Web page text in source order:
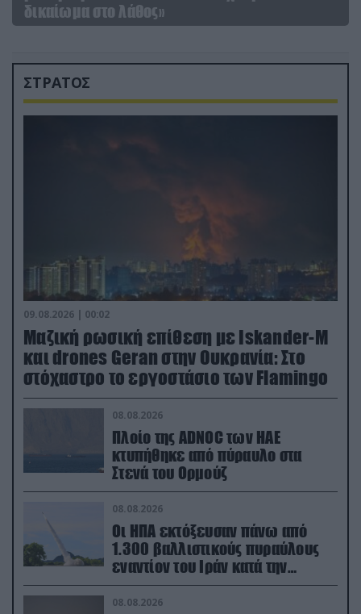
δικαίωμα στο λάθος»
ΣΤΡΑΤΟΣ
09.08.2026 | 00:02
Μαζική ρωσική επίθεση με Iskander-M
και drones Geran στην Ουκρανία: Στο
στόχαστρο το εργοστάσιο των Flamingo
08.08.2026
Πλοίο της ADNOC των ΗΑΕ
κτυπήθηκε από πύραυλο στα
Στενά του Ορμούζ
08.08.2026
Οι ΗΠΑ εκτόξευσαν πάνω από
1.300 βαλλιστικούς πυραύλους
εναντίον του Ιράν κατά την
διάρκεια του πολέμου
08.08.2026